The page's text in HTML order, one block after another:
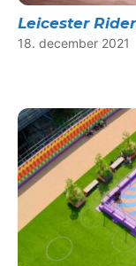
Leicester
18. december 2021